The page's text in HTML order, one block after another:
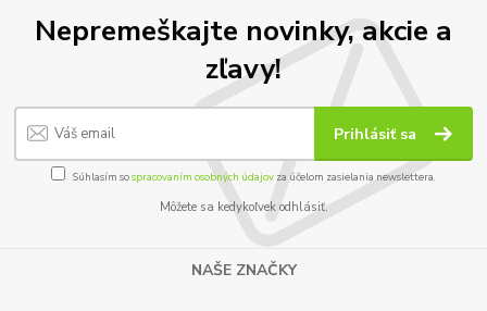
Nepremeškajte novinky, akcie a
zľavy!
Prihlásiť sa
Súhlasím sospracovaním osobných údajov za účelom zasielania newslettera.
Môžete sa kedykoľvek odhlásiť.
NAŠE ZNAČKY